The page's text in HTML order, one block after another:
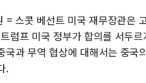
= 스콧 베선트 미국 재무장관은
럼프 미국 정부가 합의를 서두
국과 무역 협상에 대해서는 중국
.